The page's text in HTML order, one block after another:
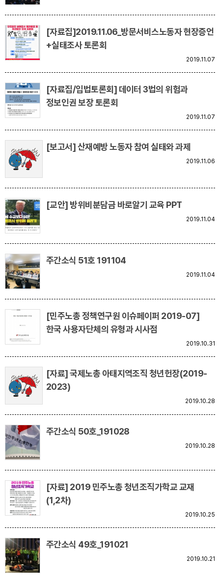
[자료집]2019.11.06_방문서비스노동자 현장증언
+실태조사 토론회
2019.11.07
[자료집/입법토론회] 데이터 3법의 위험과
정보인권 보장 토론회
2019.11.07
[보고서] 산재예방 노동자 참여 실태와 과제
2019.11.06
[교안] 방위비분담금 바로알기 교육 PPT
2019.11.04
주간소식 51호 191104
2019.11.04
[민주노총 정책연구원 이슈페이퍼 2019-07]
한국 사용자단체의 유형과 시사점
2019.10.31
[자료] 국제노총 아태지역조직 청년헌장(2019-
2023)
2019.10.28
주간소식 50호_191028
2019.10.28
[자료] 2019 민주노총 청년조직가학교 교재
(1,2차)
2019.10.25
주간소식 49호_191021
2019.10.21